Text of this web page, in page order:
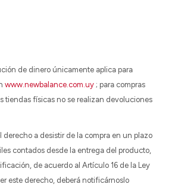
de dinero únicamente aplica para
www.newbalance.com.uy ; para compras
tiendas físicas no se realizan devoluciones
derecho a desistir de la compra en un plazo
contados desde la entrega del producto,
de acuerdo al Artículo 16 de la Ley
este derecho, deberá notificárnoslo